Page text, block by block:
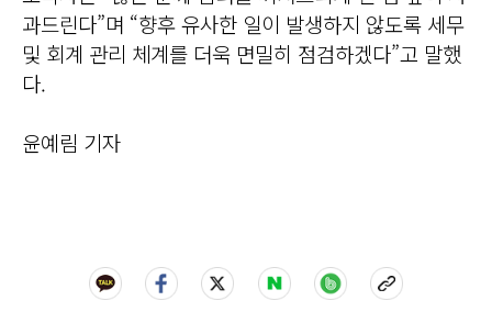
과드린다”며 “향후 유사한 일이 발생하지 않도록 세무
및 회계 관리 체계를 더욱 면밀히 점검하겠다”고 말했
다.
윤예림 기자